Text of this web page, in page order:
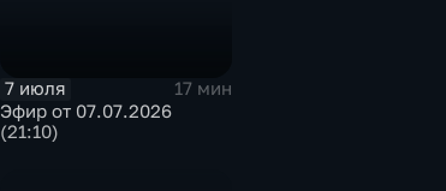
7 июля
17 мин
Эфир от 07.07.2026
(21:10)